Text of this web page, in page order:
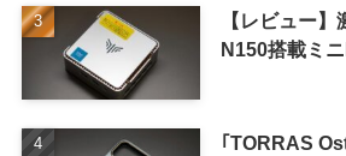
【レビュー
N150搭載ミ
｢TORRAS